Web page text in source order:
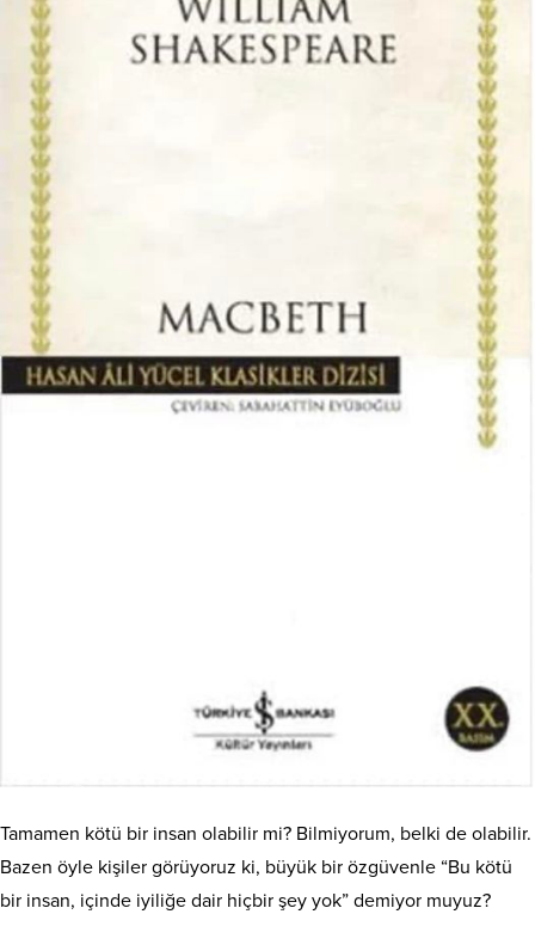
Tamamen kötü bir insan olabilir mi? Bilmiyorum, belki de olabilir.
Bazen öyle kişiler görüyoruz ki, büyük bir özgüvenle “Bu kötü
bir insan, içinde iyiliğe dair hiçbir şey yok” demiyor muyuz?